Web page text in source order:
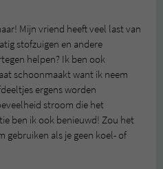
Mijn vriend heeft veel last van
stofzuigen en andere
helpen? Ik ben ook
schoonmaakt want ik neem
ergens worden
stroom die het
ben ik ook benieuwd! Zou het
als je geen koel- of